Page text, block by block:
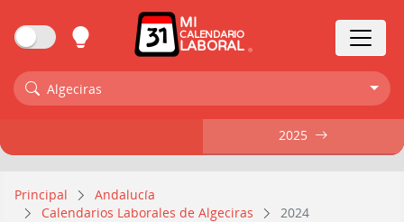
MI
CALENDARIO
LABORAL
Algeciras
Principal
Andalucía
Calendarios Laborales de Algeciras
2024
2025
2025